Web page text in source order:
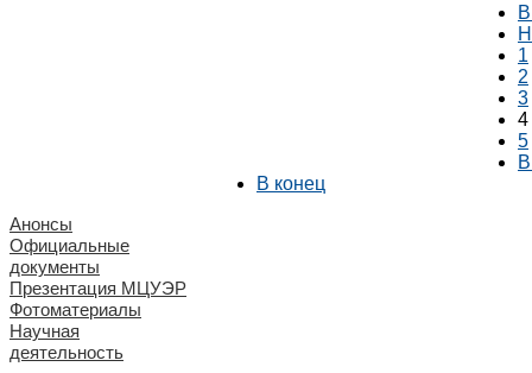
1
2
3
4
5
В конец
Анонсы
Официальные
документы
Презентация МЦУЭР
Фотоматериалы
Научная
деятельность